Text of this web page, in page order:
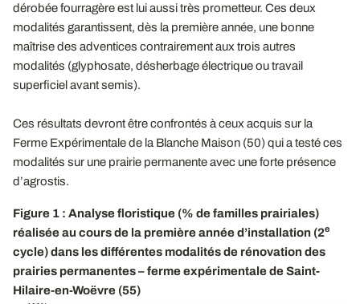
dérobée fourragère est lui aussi très prometteur. Ces deux
modalités garantissent, dès la première année, une bonne
maîtrise des adventices contrairement aux trois autres
modalités (glyphosate, désherbage électrique ou travail
superficiel avant semis).
Ces résultats devront être confrontés à ceux acquis sur la
Ferme Expérimentale de la Blanche Maison (50) qui a testé ces
modalités sur une prairie permanente avec une forte présence
d’agrostis.
Figure 1 : Analyse floristique (% de familles prairiales)
réalisée au cours de la première année d’installation (2e
cycle) dans les différentes modalités de rénovation des
prairies permanentes – ferme expérimentale de Saint-
Hilaire-en-Woëvre (55)